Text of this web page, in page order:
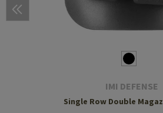
IMI DEFENSE
Single Row Double